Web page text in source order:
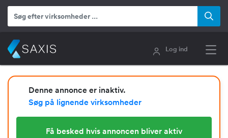
Log ind
Denne annonce er inaktiv.
Søg på lignende virksomheder
Få besked hvis annoncen bliver aktiv